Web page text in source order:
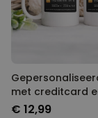
met creditcard
€ 12,99